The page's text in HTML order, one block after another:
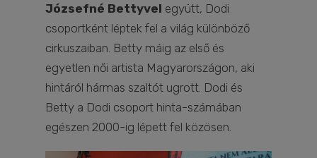
Józsefné Bettyvel együtt, Dodi
csoportként léptek fel a világ különböző
cirkuszaiban. Betty máig az első és
egyetlen női artista Magyarországon, aki
hintáról hármas szaltót ugrott. Dodi és
Betty a Dodi csoport hinta-számában
egészen 2000-ig lépett fel közösen.